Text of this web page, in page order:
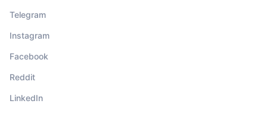
Telegram
Instagram
Facebook
Reddit
LinkedIn